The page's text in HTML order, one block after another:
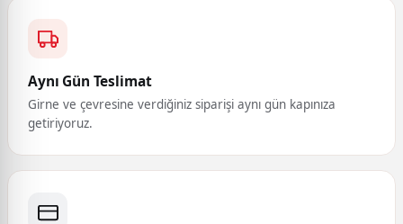
Aynı Gün Teslimat
Girne ve çevresine verdiğiniz siparişi aynı gün kapınıza
getiriyoruz.